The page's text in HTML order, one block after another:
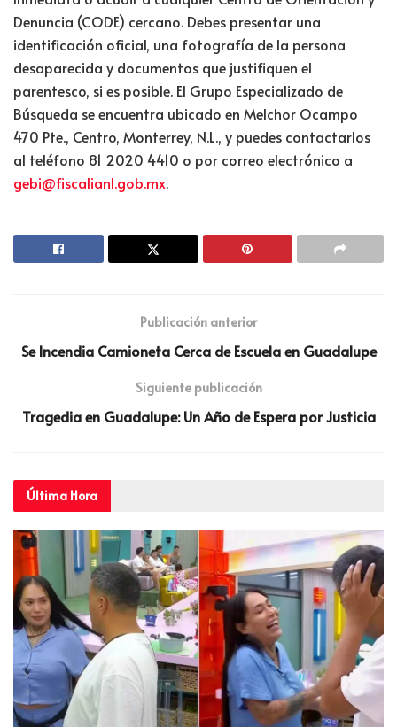
Denuncia (CODE) cercano. Debes presentar una
identificación oficial, una fotografía de la persona
desaparecida y documentos que justifiquen el
parentesco, si es posible. El Grupo Especializado de
Búsqueda se encuentra ubicado en Melchor Ocampo
470 Pte., Centro, Monterrey, N.L., y puedes contactarlos
al teléfono 81 2020 4410 o por correo electrónico a
gebi@fiscalianl.gob.mx.
Publicación anterior
Se Incendia Camioneta Cerca de Escuela en Guadalupe
Siguiente publicación
Tragedia en Guadalupe: Un Año de Espera por Justicia
Última Hora